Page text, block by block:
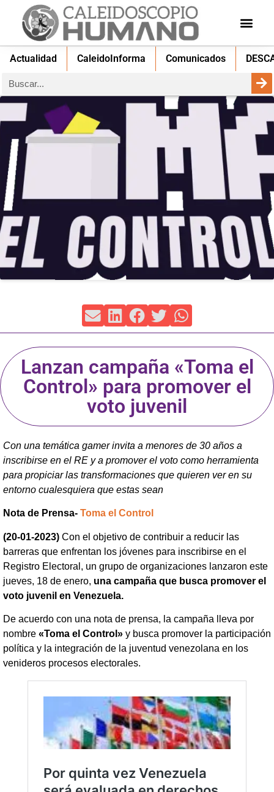
Actualidad CaleidoInforma Comunicados
Lanzan campaña «Toma el
Control» para promover el
voto juvenil
Con una temática gamer invita a menores de 30 años a
inscribirse en el RE y a promover el voto como herramienta
para propiciar las transformaciones que quieren ver en su
entorno cualesquiera que estas sean
Nota de Prensa- Toma el Control
(20-01-2023) Con el objetivo de contribuir a reducir las
barreras que enfrentan los jóvenes para inscribirse en el
Registro Electoral, un grupo de organizaciones lanzaron este
jueves, 18 de enero, una campaña que busca promover el
voto juvenil en Venezuela.
De acuerdo con una nota de prensa, la campaña lleva por
nombre «Toma el Control» y busca promover la participación
política y la integración de la juventud venezolana en los
venideros procesos electorales.